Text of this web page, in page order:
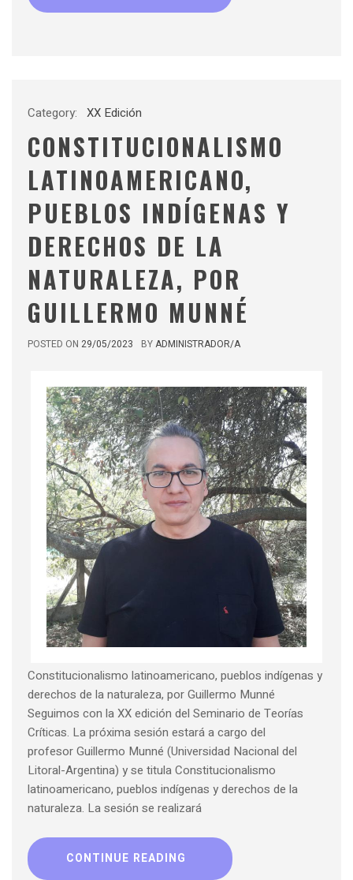
Category: XX Edición
CONSTITUCIONALISMO
LATINOAMERICANO,
PUEBLOS INDÍGENAS Y
DERECHOS DE LA
NATURALEZA, POR
GUILLERMO MUNNÉ
POSTED ON 29/05/2023 BYADMINISTRADOR/A
Constitucionalismo latinoamericano, pueblos indígenas y
derechos de la naturaleza, por Guillermo Munné
Seguimos con la XX edición del Seminario de Teorías
Críticas. La próxima sesión estará a cargo del
profesor Guillermo Munné (Universidad Nacional del
Litoral-Argentina) y se titula Constitucionalismo
latinoamericano, pueblos indígenas y derechos de la
naturaleza. La sesión se realizará
CONTINUE READING